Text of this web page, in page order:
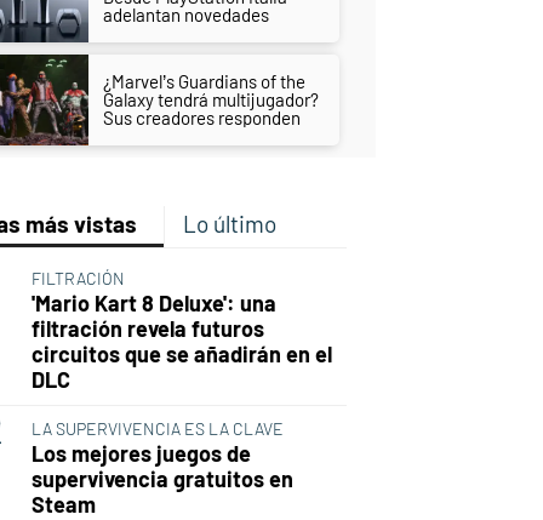
adelantan novedades
¿Marvel’s Guardians of the
Galaxy tendrá multijugador?
Sus creadores responden
más vistas Lo último
FILTRACIÓN
'Mario Kart 8 Deluxe': una
filtración revela futuros
circuitos que se añadirán en el
DLC
LA SUPERVIVENCIA ES LA CLAVE
Los mejores juegos de
supervivencia gratuitos en
Steam